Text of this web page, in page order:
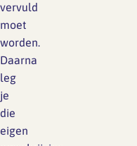
vervuld
moet
worden.
Daarna
leg
je
die
eigen